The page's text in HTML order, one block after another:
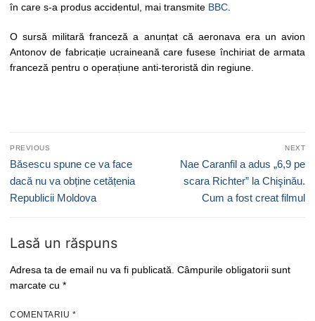
în care s-a produs accidentul, mai transmite BBC
O sursă militară franceză a anunțat că aeronava era un avion
Antonov de fabricație ucraineană care fusese închiriat de armata
franceză pentru o operațiune anti-teroristă din regiune.
Navigare
în
articole
PREVIOUS
Previous
post:
Băsescu spune ce va face
dacă nu va obține cetățenia
Republicii Moldova
NEXT
Next
post:
Nae Caranfil a adus „6,9 pe
scara Richter” la Chişinău.
Cum a fost creat filmul
Lasă un răspuns
Adresa ta de email nu va fi publicată. Câmpurile obligatorii sunt
marcate cu *
COMENTARIU *